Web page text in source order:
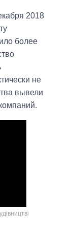
2018
более
не
вывели